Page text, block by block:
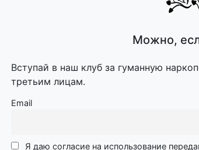
Можно,
Вступай в наш клуб за гуманную
третьим лицам.
Email
Я даю согласие на использование